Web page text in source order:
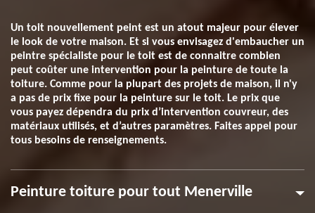
Un toit nouvellement peint est un atout majeur pour élever
le look de votre maison. Et si vous envisagez d'embaucher un
peintre spécialiste pour le toit est de connaitre combien
peut coûter une intervention pour la peinture de toute la
toiture. Comme pour la plupart des projets de maison, il n'y
a pas de prix fixe pour la peinture sur le toit. Le prix que
vous payez dépendra du prix d’intervention couvreur, des
matériaux utilisés, et d’autres paramètres. Faites appel pour
tous besoins de renseignements.
Peinture toiture pour tout Menerville